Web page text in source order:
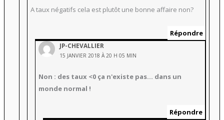
A taux négatifs cela est plutôt une bonne affaire non?
Répondre
JP-CHEVALLIER
15 JANVIER 2018 À 20 H 05 MIN
Non : des taux <0 ça n'existe pas… dans un
monde normal !
Répondre